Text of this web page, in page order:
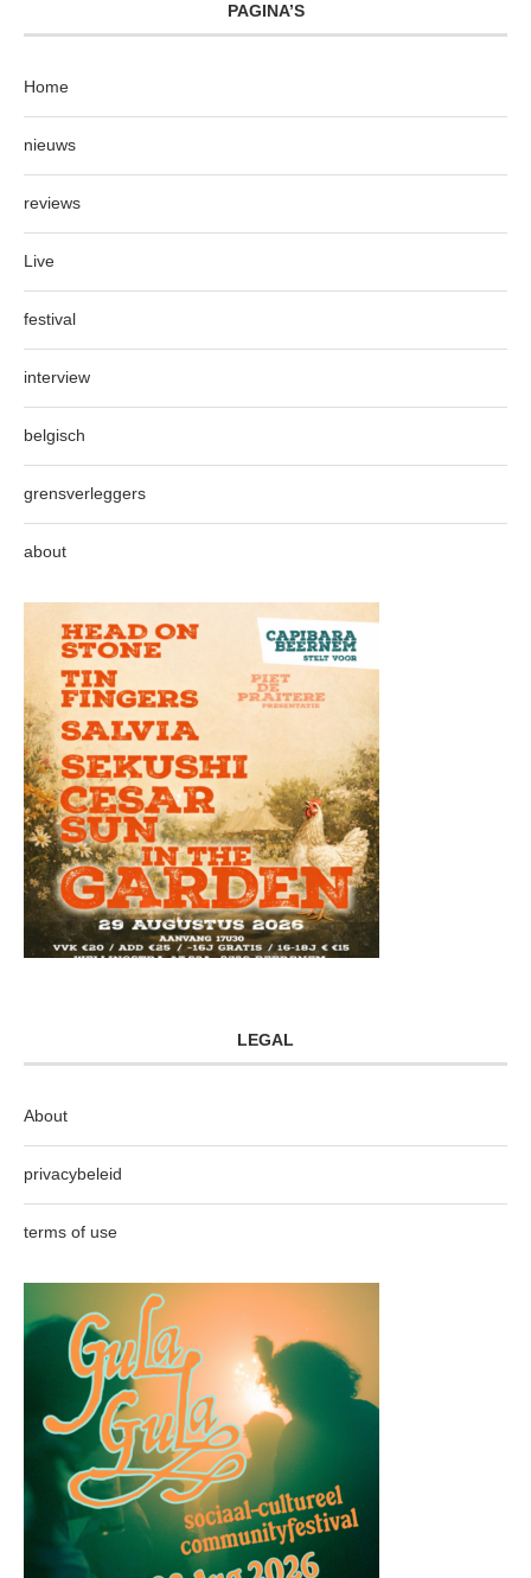
PAGINA’S
Home
nieuws
reviews
Live
festival
interview
belgisch
grensverleggers
about
LEGAL
About
privacybeleid
terms of use